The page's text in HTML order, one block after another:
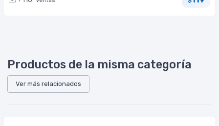
Productos de la misma categoría
Ver más relacionados